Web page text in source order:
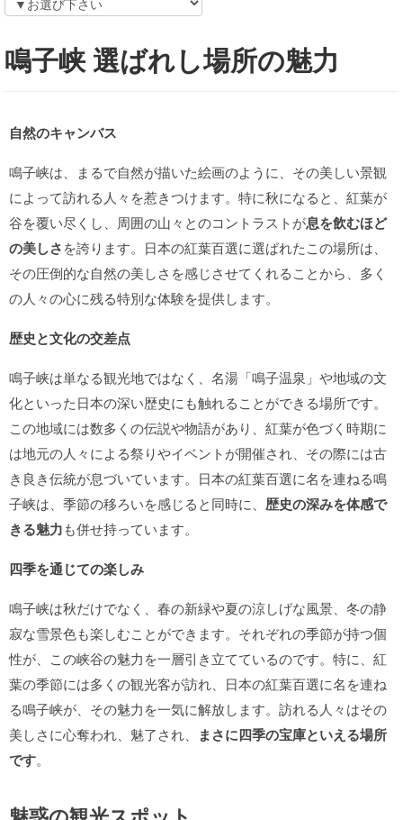
鳴子峡 選ばれし場所の魅力
自然のキャンバス
鳴子峡は、まるで自然が描いた絵画のように、その美しい景観
によって訪れる人々を惹きつけます。特に秋になると、紅葉が
谷を覆い尽くし、周囲の山々とのコントラストが息を飲むほど
の美しさを誇ります。日本の紅葉百選に選ばれたこの場所は、
その圧倒的な自然の美しさを感じさせてくれることから、多く
の人々の心に残る特別な体験を提供します。
歴史と文化の交差点
鳴子峡は単なる観光地ではなく、名湯「鳴子温泉」や地域の文
化といった日本の深い歴史にも触れることができる場所です。
この地域には数多くの伝説や物語があり、紅葉が色づく時期に
は地元の人々による祭りやイベントが開催され、その際には古
き良き伝統が息づいています。日本の紅葉百選に名を連ねる鳴
子峡は、季節の移ろいを感じると同時に、 歴史の深みを体感で
きる魅力も併せ持っています。
四季を通じての楽しみ
鳴子峡は秋だけでなく、春の新緑や夏の涼しげな風景、冬の静
寂な雪景色も楽しむことができます。それぞれの季節が持つ個
性が、この峡谷の魅力を一層引き立てているのです。特に、紅
葉の季節には多くの観光客が訪れ、日本の紅葉百選に名を連ね
る鳴子峡が、その魅力を一気に解放します。訪れる人々はその
美しさに心奪われ、魅了され、
まさに四季の宝庫といえる場所
です。